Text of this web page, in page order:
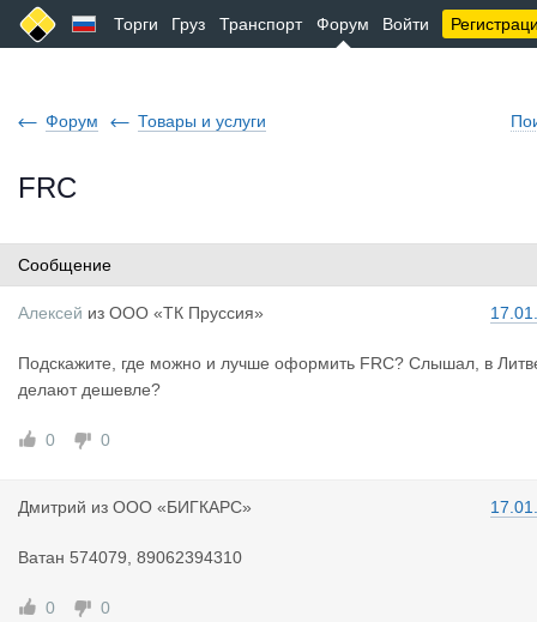
Торги Груз Транспорт Форум Войти
Форум Товары и услуги
FRC
Сообщение
Алексей из ООО «ТК Пруссия»
Подскажите, где можно и лучше оформить FRC? Слышал, в
делают дешевле?
0 0
Дмитрий из ООО «БИГКАРС»
Ватан 574079, 89062394310
0 0